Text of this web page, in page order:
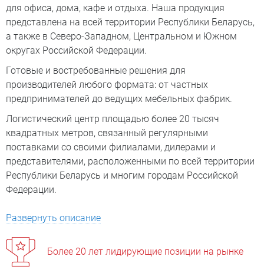
для офиса, дома, кафе и отдыха. Наша продукция
представлена на всей территории Республики Беларусь,
а также в Северо-Западном, Центральном и Южном
округах Российской Федерации.
Готовые и востребованные решения для
производителей любого формата: от частных
предпринимателей до ведущих мебельных фабрик.
Логистический центр площадью более 20 тысяч
квадратных метров, связанный регулярными
поставками со своими филиалами, дилерами и
представителями, расположенными по всей территории
Республики Беларусь и многим городам Российской
Федерации.
Развернуть описание
Более 20 лет лидирующие позиции на рынке